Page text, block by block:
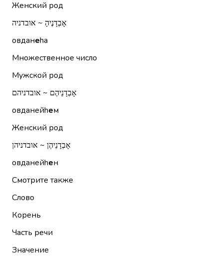
Женский род
אָבְדָנֶיהָ ~ אובדניה
овданеhа
Множественное число
Мужской род
אָבְדָנֵיהֶם ~ אובדניהם
овданейhем
Женский род
אָבְדָנֵיהֶן ~ אובדניהן
овданейhен
Смотрите также
Слово
Корень
Часть речи
Значение